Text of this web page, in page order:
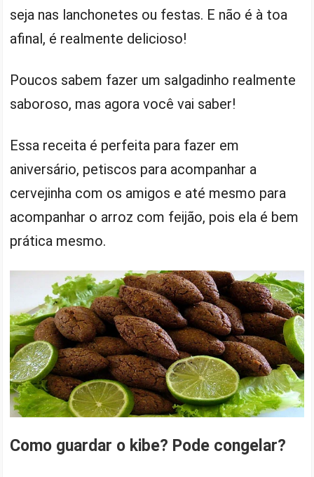
seja nas lanchonetes ou festas. E não é à toa
afinal, é realmente delicioso!
Poucos sabem fazer um salgadinho realmente
saboroso, mas agora você vai saber!
Essa receita é perfeita para fazer em
aniversário, petiscos para acompanhar a
cervejinha com os amigos e até mesmo para
acompanhar o arroz com feijão, pois ela é bem
prática mesmo.
Como guardar o kibe? Pode congelar?